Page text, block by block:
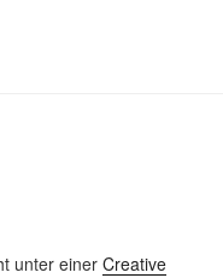
unter einer Creative